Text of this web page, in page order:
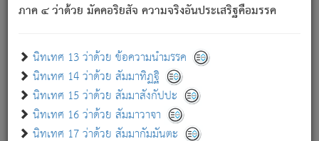
ภาค ๔ ว่าด้วย มัคคอริยสัจ ความจริงอันประเสริฐคือมรรค
นิทเทศ 13 ว่าด้วย ข้อความนำมรรค
นิทเทศ 14 ว่าด้วย สัมมาทิฏฐิ
นิทเทศ 15 ว่าด้วย สัมมาสังกัปปะ
นิทเทศ 16 ว่าด้วย สัมมาวาจา
นิทเทศ 17 ว่าด้วย สัมมากัมมันตะ
เกี่ยวกับธรรมโฆษณ์ออนไลน์ (Disclaimer)
แม้ระบบ "ธรรมโฆษณ์ออนไลน์" พยายามปรับปรุงข้อมูลให้ถูกต้องมากที่สุด
ผู้ศึกษาก็พึงตรวจสอบกับตัวเล่มหนังสือต้นฉบับ ที่มีการพิมพ์ครั้งล่าสุด
ก่อนนำข้อมูลไปใช้ในการอ้างอิง"
เกี่ยวกับอัตถจารี|เกี่ยวกับการพัฒนา|แจ้งข้อผิดพลาด / แนะนำ